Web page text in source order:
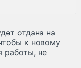
отдана на
к новому
работы, не